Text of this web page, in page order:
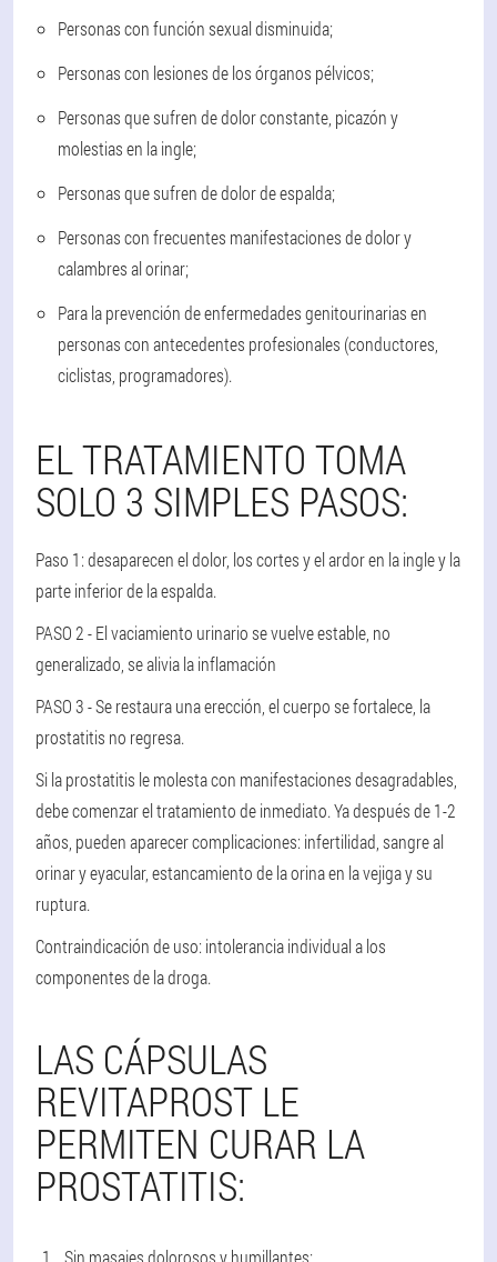
Personas con función sexual disminuida;
Personas con lesiones de los órganos pélvicos;
Personas que sufren de dolor constante, picazón y
molestias en la ingle;
Personas que sufren de dolor de espalda;
Personas con frecuentes manifestaciones de dolor y
calambres al orinar;
Para la prevención de enfermedades genitourinarias en
personas con antecedentes profesionales (conductores,
ciclistas, programadores).
EL TRATAMIENTO TOMA
SOLO 3 SIMPLES PASOS:
Paso 1: desaparecen el dolor, los cortes y el ardor en la ingle y la
parte inferior de la espalda.
PASO 2 - El vaciamiento urinario se vuelve estable, no
generalizado, se alivia la inflamación
PASO 3 - Se restaura una erección, el cuerpo se fortalece, la
prostatitis no regresa.
Si la prostatitis le molesta con manifestaciones desagradables,
debe comenzar el tratamiento de inmediato. Ya después de 1-2
años, pueden aparecer complicaciones: infertilidad, sangre al
orinar y eyacular, estancamiento de la orina en la vejiga y su
ruptura.
Contraindicación de uso: intolerancia individual a los
componentes de la droga.
LAS CÁPSULAS
REVITAPROST LE
PERMITEN CURAR LA
PROSTATITIS:
Sin masajes dolorosos y humillantes;